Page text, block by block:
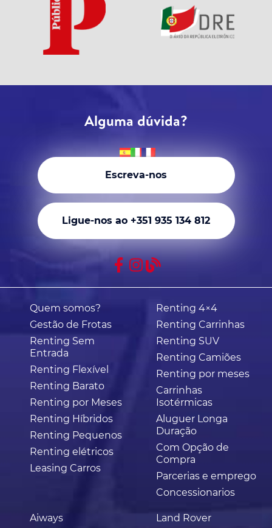
Alguma dúvida?
Escreva-nos
Ligue-nos ao +351 935 134 812
Quem somos?
Gestão de Frotas
Renting Sem
Entrada
Renting Flexível
Renting Barato
Renting por Meses
Renting Híbridos
Renting Pequenos
Renting elétricos
Leasing Carros
Aiways
Land Rover
Renting 4×4
Renting Carrinhas
Renting SUV
Renting Camiões
Renting por meses
Carrinhas
Isotérmicas
Aluguer Longa
Duração
Com Opção de
Compra
Parcerias e emprego
Concessionarios